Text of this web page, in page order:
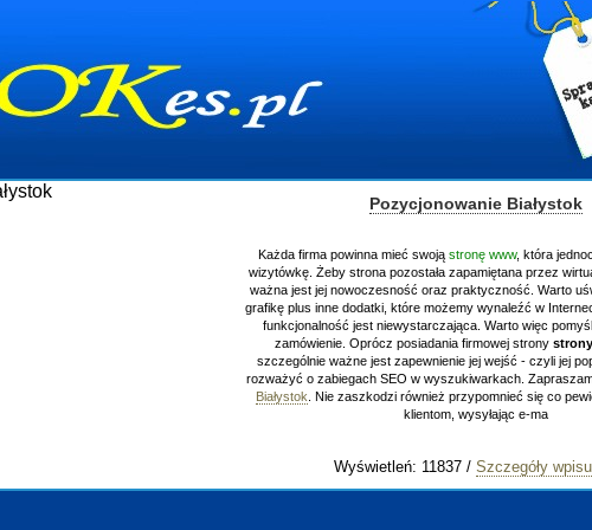
Pozycjonowanie Białystok
Każda firma powinna mieć swoją stronę www, która
wizytówkę. Żeby strona pozostała zapamiętana przez
ważna jest jej nowoczesność oraz praktyczność. Warto
grafikę plus inne dodatki, które możemy wynaleźć w
funkcjonalność jest niewystarczająca. Warto więc
zamówienie. Oprócz posiadania firmowej strony
szczególnie ważne jest zapewnienie jej wejść - czyli jej
rozważyć o zabiegach SEO w wyszukiwarkach.
Białystok . Nie zaszkodzi również przypomnieć się co
klientom, wysyłając e-ma
Wyświetleń: 11837 / Szczegóły wpisu